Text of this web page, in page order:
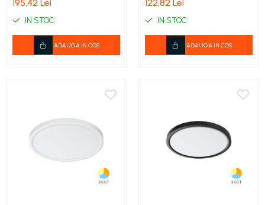
195,42 Lei
IN STOC
ADAUGA IN COS
122,82 Lei
IN STOC
ADAUGA IN COS